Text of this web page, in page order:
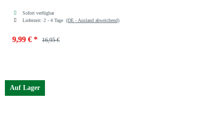
Sofort verfügbar
Lieferzeit: 2 - 4 Tage (DE - Ausland abweichend)
9,99 € * 16,95 €
Auf Lager